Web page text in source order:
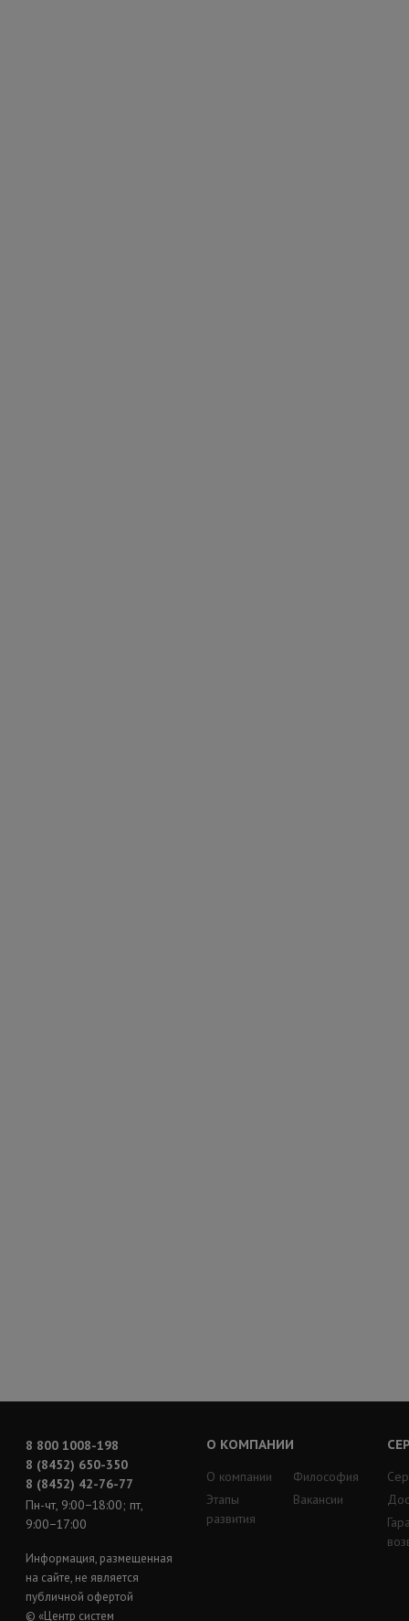
8 800 1008-198
8 (8452) 650-350
8 (8452) 42-76-77
Пн-чт, 9:00−18:00; пт,
9:00−17:00
Информация, размещенная
на сайте, не является
публичной офертой
© «Центр систем
О КОМПАНИИ
О компании
Этапы
развития
Философия
Вакансии